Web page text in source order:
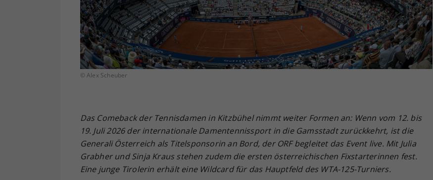
© Alex Scheuber
Das Comeback der Tennisdamen in Kitzbühel nimmt weiter Formen an: Wenn vom 12. bis
19. Juli 2026 der internationale Damentennissport in die Gamsstadt zurückkehrt, ist die
GeneraliÖsterreich als Titelsponsorin an Bord, der ORF begleitet das Event live. Mit Julia
Grabher und Sinja Kraus stehen zudem die ersten österreichischen Fixstarterinnen fest.
Eine junge Tirolerin erhält eine Wildcard für das Hauptfeld des WTA-125-Turniers.
Ihrer vorgenommen Einstellungen, falls der
Webseiten-Betreiber dies eingestellt hat.